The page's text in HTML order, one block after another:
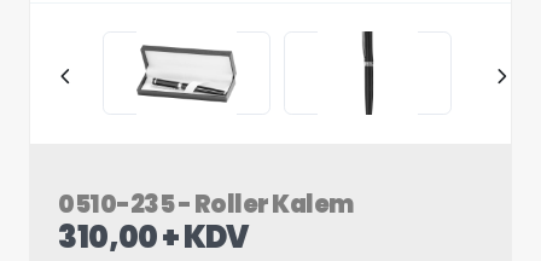
0510-235 - Roller Kalem
310,00 + KDV